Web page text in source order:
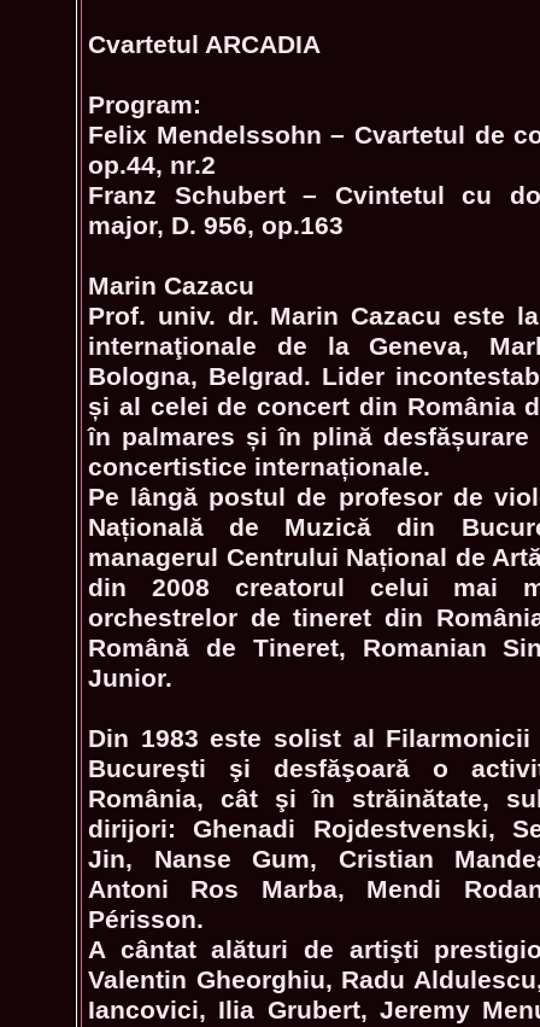
Cvartetul ARCADIA
Program:
Felix Mendelssohn – Cvartetul de
op.44, nr.2
Franz Schubert – Cvintetul cu
major, D. 956, op.163
Marin Cazacu
Prof. univ. dr. Marin Cazacu este
internaţionale de la Geneva,
Bologna, Belgrad. Lider
și al celei de concert din România
în palmares și în plină
concertistice internaționale.
Pe lângă postul de profesor de
Națională de Muzică din
managerul Centrului Național de
din 2008 creatorul celui mai
orchestrelor de tineret din
Română de Tineret, Romanian
Junior.
Din 1983 este solist al Filarmonicii
Bucureşti şi desfăşoară o
România, cât şi în străinătate,
dirijori: Ghenadi Rojdestvenski,
Jin, Nanse Gum, Cristian
Antoni Ros Marba, Mendi
Périsson.
A cântat alături de artişti
Valentin Gheorghiu, Radu
Iancovici, Ilia Grubert, Jeremy